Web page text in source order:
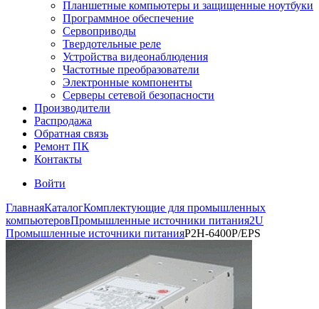
Планшетные компьютеры и защищенные ноутбуки
Программное обеспечение
Сервоприводы
Твердотельные реле
Устройства видеонаблюдения
Частотные преобразователи
Электронные компоненты
Серверы сетевой безопасности
Производители
Распродажа
Обратная связь
Ремонт ПК
Контакты
Войти
ГлавнаяКаталогКомплектующие для промышленных
компьютеровПромышленные источники питания2U
Промышленные источники питанияP2H-6400P/EPS